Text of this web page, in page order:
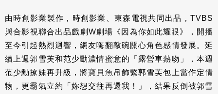
由時創影業製作，時創影業、東森電視共同出品，TVBS
與合影視聯合出品戲劇W劇場《因為你如此耀眼》，開播
至今引起熱烈迴響，網友嗨翻敲碗關心角色感情發展。延
續上週郭雪芙和范少勳濃情蜜意的「露營車熱吻」，本週
范少勳撩妹再升級，將寶貝魚吊飾繫郭雪芙包上當作定情
物，更霸氣立約「妳想交往再還我！」，結果反倒被郭雪